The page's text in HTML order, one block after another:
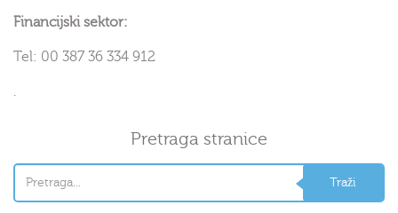
Financijski sektor:
Tel: 00 387 36 334 912
.
Pretraga stranice